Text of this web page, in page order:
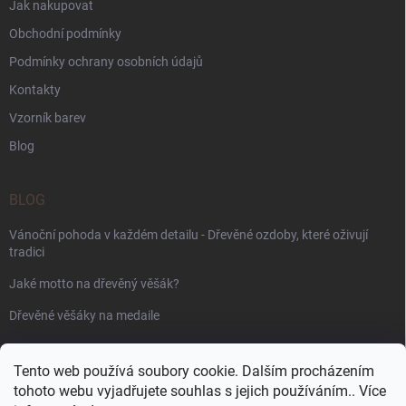
Tento web používá soubory cookie. Dalším procházením
tohoto webu vyjadřujete souhlas s jejich používáním.. Více
Jak nakupovat
Obchodní podmínky
Podmínky ochrany osobních údajů
Kontakty
Vzorník barev
Blog
BLOG
Vánoční pohoda v každém detailu - Dřevěné ozdoby, které oživují
tradici
Jaké motto na dřevěný věšák?
Dřevěné věšáky na medaile
PŘIJÍMÁME ONLINE PLATBY